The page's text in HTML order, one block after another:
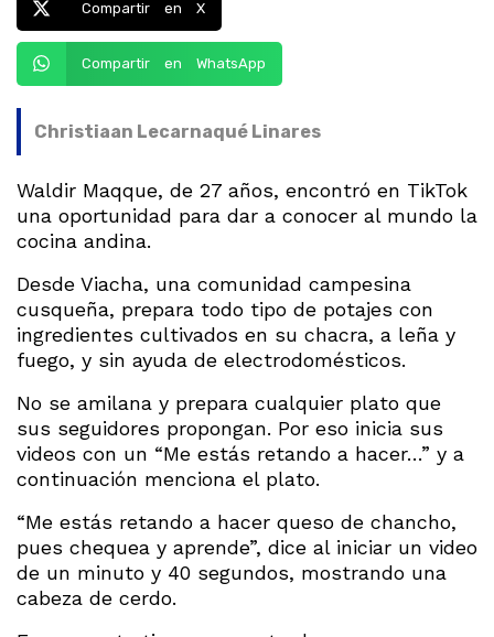
Compartir en X
Compartir en WhatsApp
Christiaan Lecarnaqué Linares
Waldir Maqque, de 27 años, encontró en TikTok
una oportunidad para dar a conocer al mundo la
cocina andina.
Desde Viacha, una comunidad campesina
cusqueña, prepara todo tipo de potajes con
ingredientes cultivados en su chacra, a leña y
fuego, y sin ayuda de electrodomésticos.
No se amilana y prepara cualquier plato que
sus seguidores propongan. Por eso inicia sus
videos con un “Me estás retando a hacer…” y a
continuación menciona el plato.
“Me estás retando a hacer queso de chancho,
pues chequea y aprende”, dice al iniciar un video
de un minuto y 40 segundos, mostrando una
cabeza de cerdo.